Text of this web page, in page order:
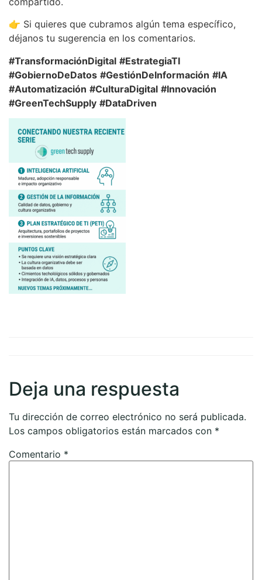
👉 Si quieres que cubramos algún tema específico,
déjanos tu sugerencia en los comentarios.
#TransformaciónDigital #EstrategiaTI
#GobiernoDeDatos #GestiónDeInformación #IA
#Automatización #CulturaDigital #Innovación
#GreenTechSupply #DataDriven
Deja una respuesta
Tu dirección de correo electrónico no será publicada.
Los campos obligatorios están marcados con *
Comentario *